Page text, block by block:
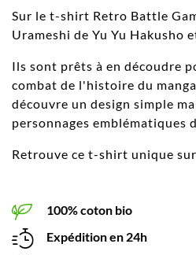
Sur le t-shirt Retro Battle
Urameshi de Yu Yu Hakusho
Ils sont prêts à en découdre
combat de l'histoire du
découvre un design simple
personnages emblématiques
Retrouve ce t-shirt unique
100% coton bio
Expédition en 24h